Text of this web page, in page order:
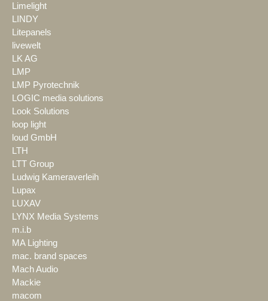
Limelight
LINDY
Litepanels
livewelt
LK AG
LMP
LMP Pyrotechnik
LOGIC media solutions
Look Solutions
loop light
loud GmbH
LTH
LTT Group
Ludwig Kameraverleih
Lupax
LUXAV
LYNX Media Systems
m.i.b
MA Lighting
mac. brand spaces
Mach Audio
Mackie
macom